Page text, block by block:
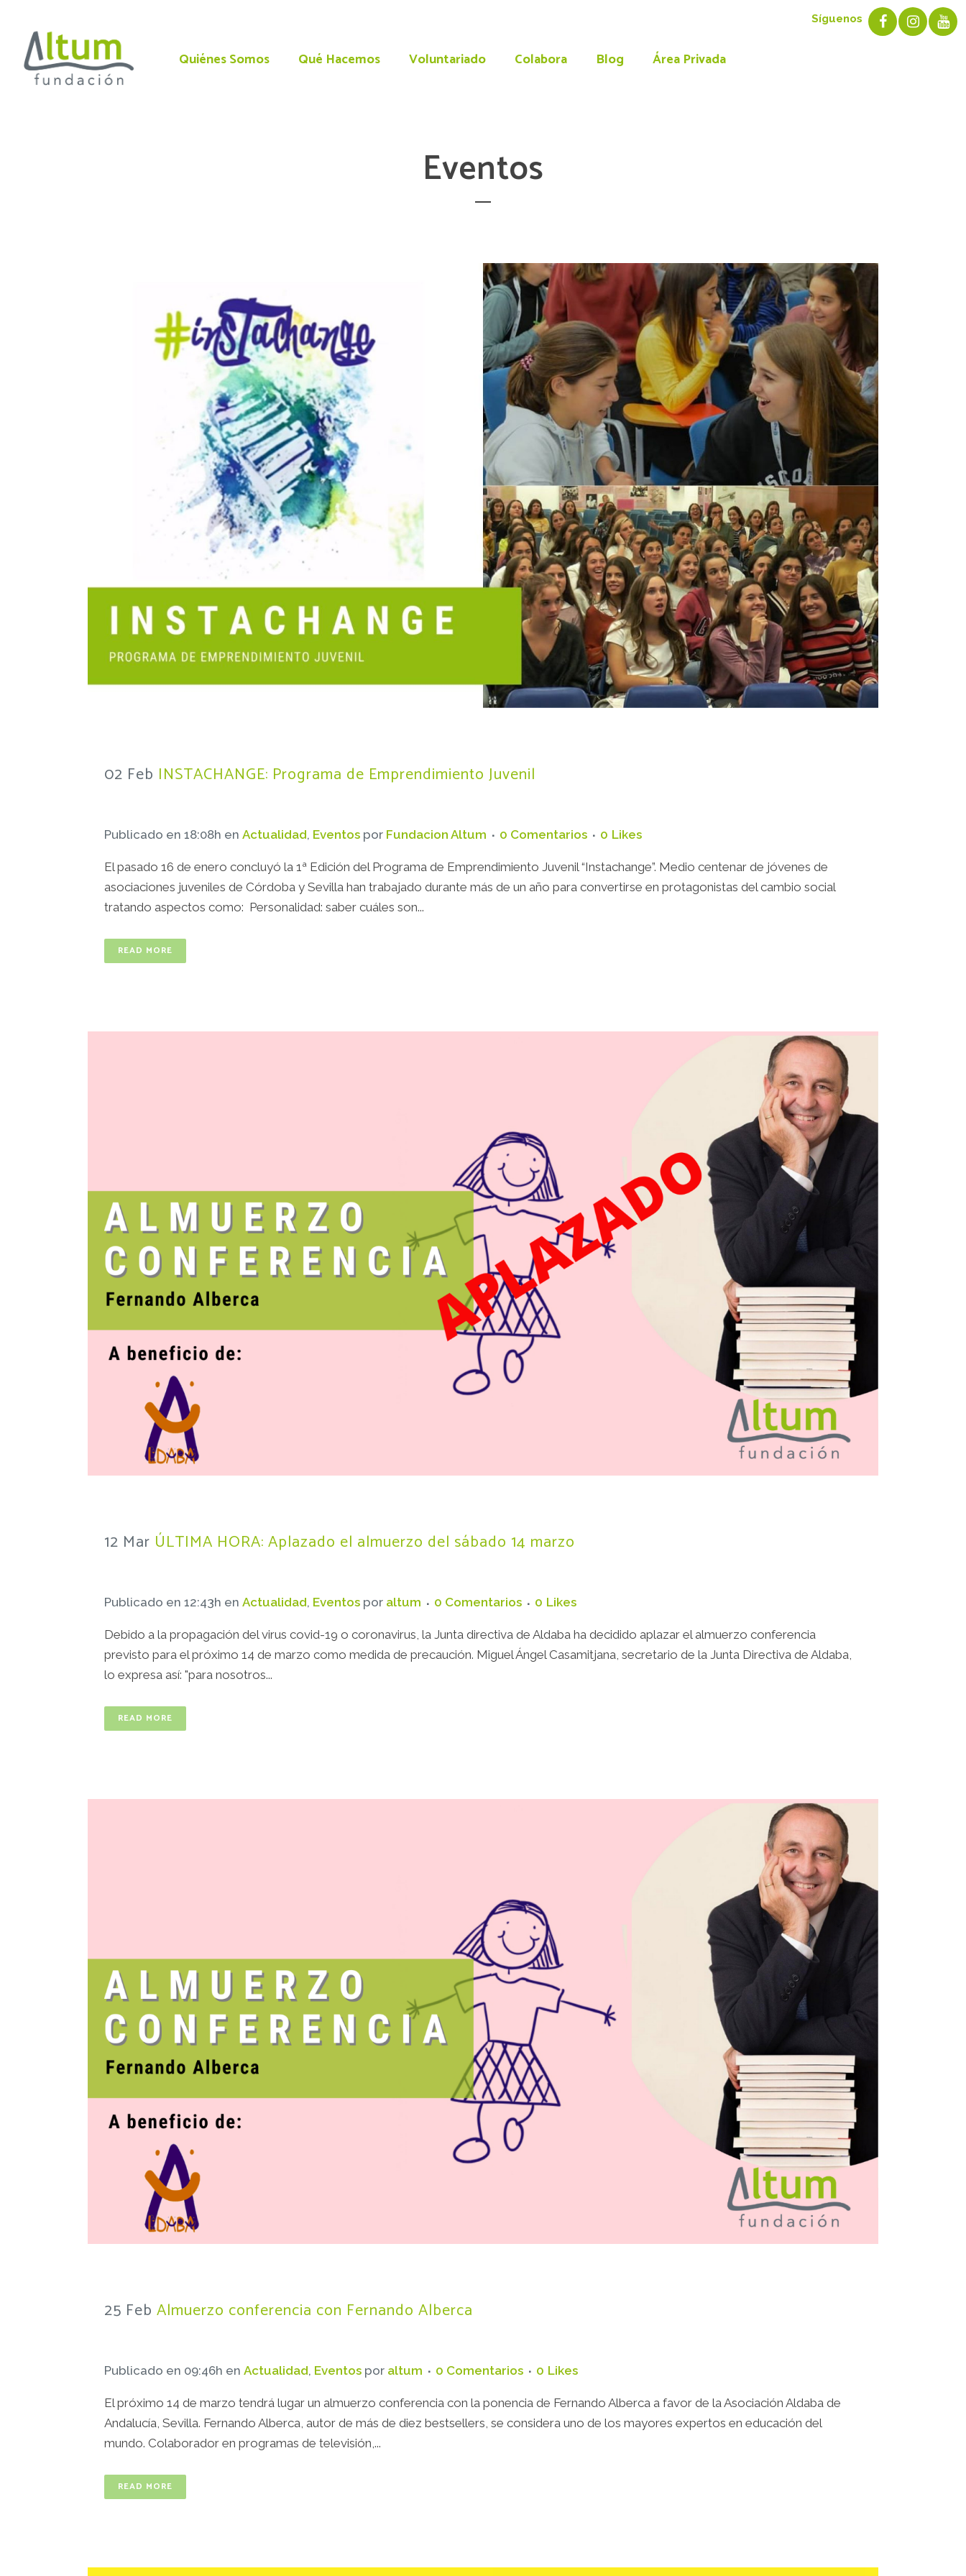
Síguenos
Quiénes Somos Qué Hacemos Voluntariado Colabora Blog Área Privada
Eventos
02 Feb INSTACHANGE: Programa de Emprendimiento Juvenil
Publicado en 18:08h en Actualidad, Eventos por Fundacion Altum 0 Comentarios 0 Likes
El pasado 16 de enero concluyó la 1ª Edición del Programa de Emprendimiento Juvenil “Instachange”. Medio centenar de jóvenes de
asociaciones juveniles de Córdoba y Sevilla han trabajado durante más de un año para convertirse en protagonistas del cambio social
tratando aspectos como: Personalidad: saber cuáles son...
READ MORE
12 Mar ÚLTIMA HORA: Aplazado el almuerzo del sábado 14 marzo
Publicado en 12:43h en Actualidad, Eventos por altum 0 Comentarios 0 Likes
Debido a la propagación del virus covid-19 o coronavirus, la Junta directiva de Aldaba ha decidido aplazar el almuerzo conferencia
previsto para el próximo 14 de marzo como medida de precaución. Miguel Ángel Casamitjana, secretario de la Junta Directiva de Aldaba,
lo expresa así: "para nosotros...
READ MORE
25 Feb Almuerzo conferencia con Fernando Alberca
Publicado en 09:46h en Actualidad, Eventos por altum 0 Comentarios 0 Likes
El próximo 14 de marzo tendrá lugar un almuerzo conferencia con la ponencia de Fernando Alberca a favor de la Asociación Aldaba de
Andalucía, Sevilla. Fernando Alberca, autor de más de diez bestsellers, se considera uno de los mayores expertos en educación del
mundo. Colaborador en programas de televisión,...
READ MORE